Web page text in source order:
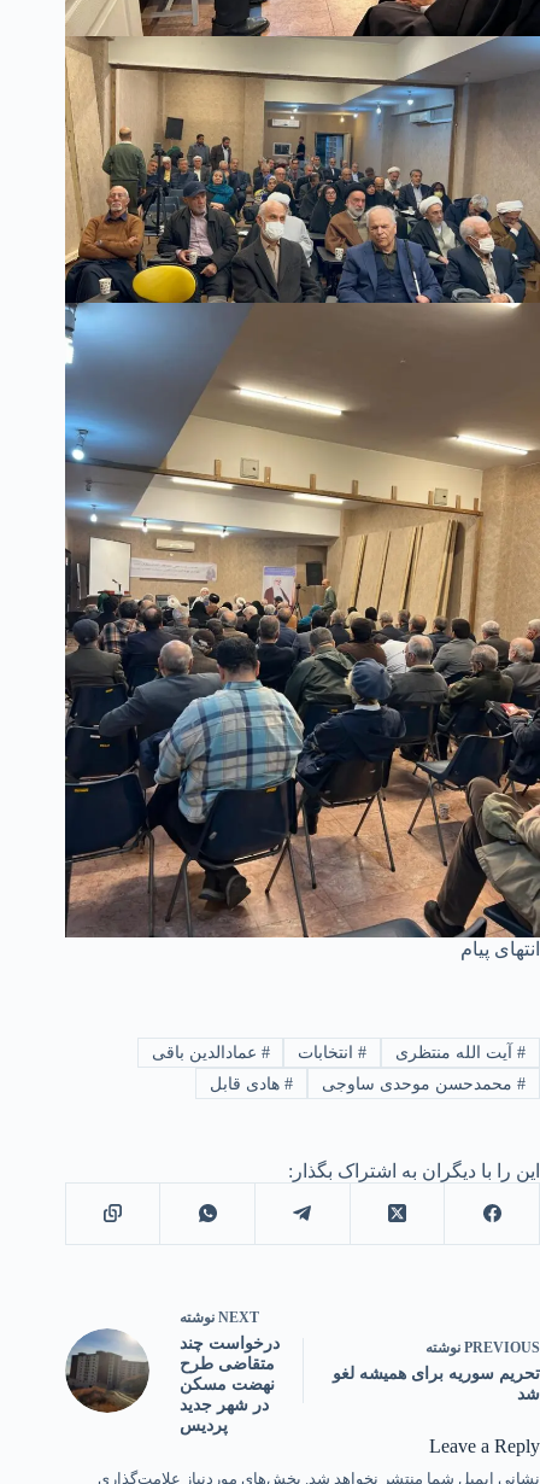
انتهای پیام
#آیت الله منتظری #انتخابات # عمادالدین باقی
#محمدحسن موحدی ساوجی #هادی قابل
این را با دیگران به اشتراک بگذار:
PREVIOUS نوشته
تحریم سوریه برای همیشه لغو
شد
NEXT نوشته
درخواست چند
متقاضی طرح
نهضت مسكن
در شهر جدید
پردیس
Leave a Reply
نشانی ایمیل شما منتشر نخواهد شد. بخش‌های موردنیاز علامت‌گذاری